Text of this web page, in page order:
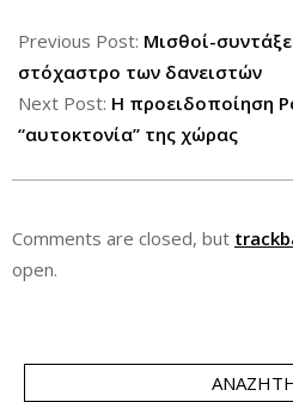
08-
02
Previous Post: Μισθοί-
στόχαστρο των δανειστών
Next Post: Η προειδοποίηση
“αυτοκτονία” της χώρας
Comments are closed, but
open.